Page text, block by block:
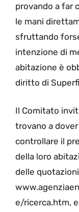
provando a far
le mani
sfruttando
intenzione di
abitazione è
diritto di
Il Comitato
trovano a
controllare il
della loro
delle
e/ricerca.htm,